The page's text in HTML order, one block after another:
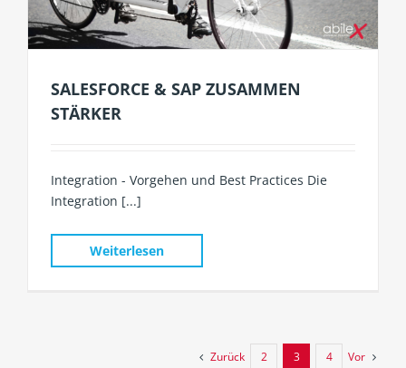
SALESFORCE & SAP ZUSAMMEN
STÄRKER
Integration - Vorgehen und Best Practices Die
Integration [...]
Weiterlesen
Zurück 2 3 4 Vor